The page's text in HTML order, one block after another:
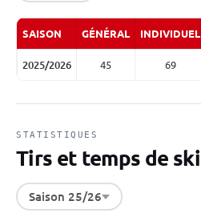
SAISON GÉNÉRAL INDIVIDUEL
2025/2026 45 69
STATISTIQUES
Tirs et temps de ski
Saison 25/26